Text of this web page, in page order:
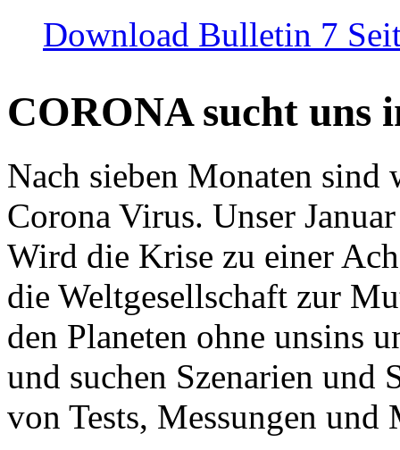
Download Bulletin 7
CORONA sucht uns
Nach sieben Monaten
Corona Virus. Unser
Wird die Krise zu einer
die Weltgesellschaft zur
den Planeten ohne unsins
und suchen Szenarien und
von Tests, Messungen und